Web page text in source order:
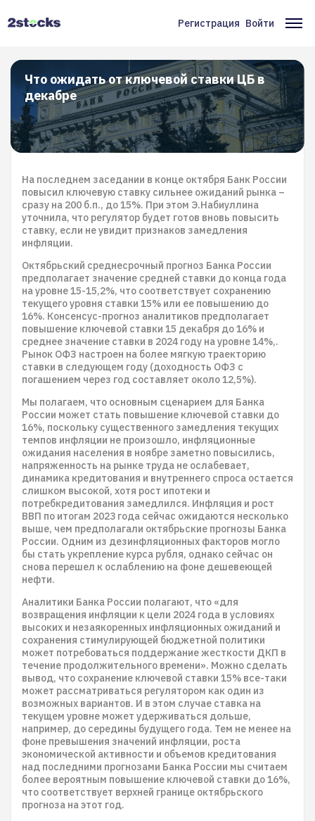
Меню
учётной
записи
пользователя
Регистрация Войти
Что ожидать от ключевой ставки ЦБ в
декабре
На последнем заседании в конце октября Банк России
повысил ключевую ставку сильнее ожиданий рынка –
сразу на 200 б.п., до 15%. При этом Э.Набиуллина
уточнила, что регулятор будет готов вновь повысить
ставку, если не увидит признаков замедления
инфляции.
Октябрьский среднесрочный прогноз Банка России
предполагает значение средней ставки до конца года
на уровне 15-15,2%, что соответствует сохранению
текущего уровня ставки 15% или ее повышению до
16%. Консенсус-прогноз аналитиков предполагает
повышение ключевой ставки 15 декабря до 16% и
среднее значение ставки в 2024 году на уровне 14%,.
Рынок ОФЗ настроен на более мягкую траекторию
ставки в следующем году (доходность ОФЗ с
погашением через год составляет около 12,5%).
Мы полагаем, что основным сценарием для Банка
России может стать повышение ключевой ставки до
16%, поскольку существенного замедления текущих
темпов инфляции не произошло, инфляционные
ожидания населения в ноябре заметно повысились,
напряженность на рынке труда не ослабевает,
динамика кредитования и внутреннего спроса остается
слишком высокой, хотя рост ипотеки и
потребкредитования замедлился. Инфляция и рост
ВВП по итогам 2023 года сейчас ожидаются несколько
выше, чем предполагали октябрьские прогнозы Банка
России. Одним из дезинфляционных факторов могло
бы стать укрепление курса рубля, однако сейчас он
снова перешел к ослаблению на фоне дешевеющей
нефти.
Аналитики Банка России полагают, что «для
возвращения инфляции к цели 2024 года в условиях
высоких и незаякоренных инфляционных ожиданий и
сохранения стимулирующей бюджетной политики
может потребоваться поддержание жесткости ДКП в
течение продолжительного времени». Можно сделать
вывод, что сохранение ключевой ставки 15% все-таки
может рассматриваться регулятором как один из
возможных вариантов. И в этом случае ставка на
текущем уровне может удерживаться дольше,
например, до середины будущего года. Тем не менее на
фоне превышения значений инфляции, роста
экономической активности и объемов кредитования
над последними прогнозами Банка России мы считаем
более вероятным повышение ключевой ставки до 16%,
что соответствует верхней границе октябрьского
прогноза на этот год.